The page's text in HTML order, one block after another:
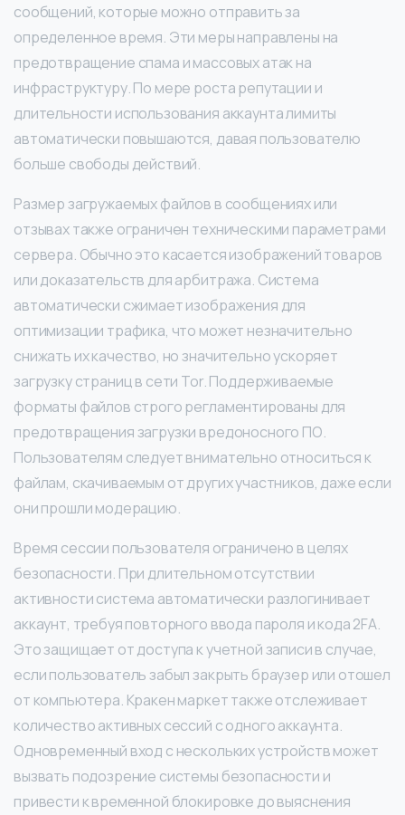
сообщений, которые можно отправить за
определенное время. Эти меры направлены на
предотвращение спама и массовых атак на
инфраструктуру. По мере роста репутации и
длительности использования аккаунта лимиты
автоматически повышаются, давая пользователю
больше свободы действий.
Размер загружаемых файлов в сообщениях или
отзывах также ограничен техническими параметрами
сервера. Обычно это касается изображений товаров
или доказательств для арбитража. Система
автоматически сжимает изображения для
оптимизации трафика, что может незначительно
снижать их качество, но значительно ускоряет
загрузку страниц в сети Tor. Поддерживаемые
форматы файлов строго регламентированы для
предотвращения загрузки вредоносного ПО.
Пользователям следует внимательно относиться к
файлам, скачиваемым от других участников, даже если
они прошли модерацию.
Время сессии пользователя ограничено в целях
безопасности. При длительном отсутствии
активности система автоматически разлогинивает
аккаунт, требуя повторного ввода пароля и кода 2FA.
Это защищает от доступа к учетной записи в случае,
если пользователь забыл закрыть браузер или отошел
от компьютера. Кракен маркет также отслеживает
количество активных сессий с одного аккаунта.
Одновременный вход с нескольких устройств может
вызвать подозрение системы безопасности и
привести к временной блокировке до выяснения